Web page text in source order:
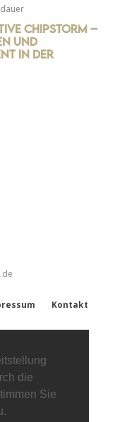
die
Sie
Chipstorm –
und
in der
Kontakt